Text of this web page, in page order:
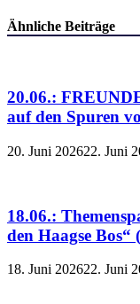
Ähnliche Beiträge
20.06.:
auf den Spuren
20. Juni 202622. Juni
18.06.:
den Haagse Bos“
18. Juni 202622. Juni